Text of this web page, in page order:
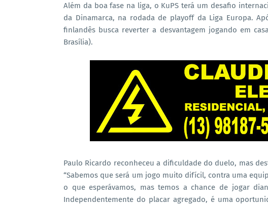
Além da boa fase na liga, o KuPS terá um desafio
da Dinamarca, na rodada de playoff da Liga Europa.
finlandês busca reverter a desvantagem jogando em
Brasília).
Paulo Ricardo reconheceu a dificuldade do duelo, mas
“Sabemos que será um jogo muito difícil, contra uma
o que esperávamos, mas temos a chance de jogar
Independentemente do placar agregado, é uma